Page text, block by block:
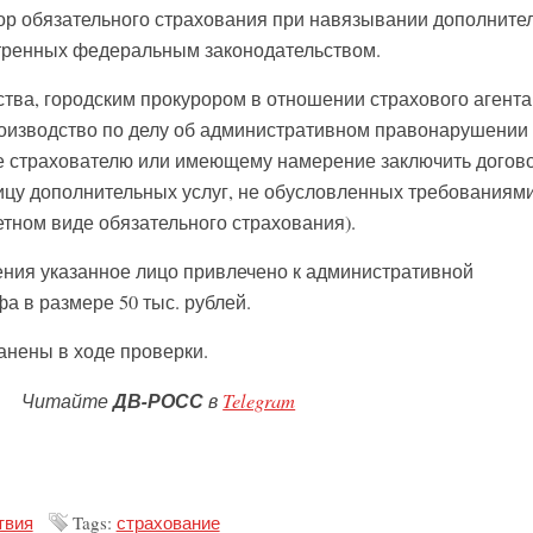
обязательного страхования при навязывании
федеральным законодательством.
городским прокурором в отношении страхового
по делу об административном правонарушении
или имеющему намерение заключить
дополнительных услуг, не обусловленных
виде обязательного страхования).
указанное лицо привлечено к административной
в размере 50 тыс. рублей.
в ходе проверки.
ЧитайтеДВ-РОССв Telegram
Tags: страхование